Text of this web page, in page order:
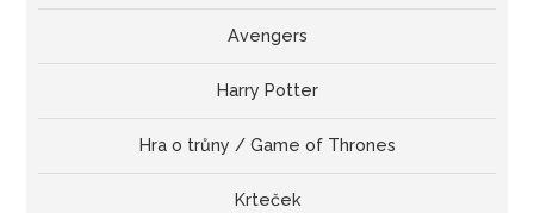
Avengers
Harry Potter
Hra o trůny / Game of Thrones
Krteček